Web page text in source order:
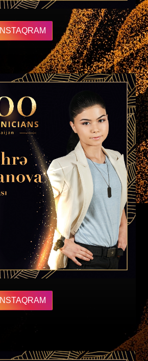
INSTAQRAM
INSTAQRAM